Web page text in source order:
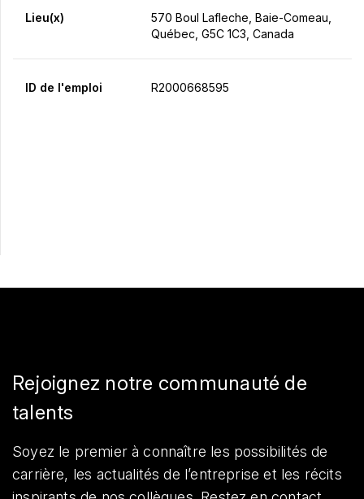
Lieu(x)
570 Boul Lafleche, Baie-Comeau,
Québec, G5C 1C3, Canada
ID de l'emploi R2000668595
Rejoignez notre communauté de
talents
Soyez le premier à connaître les possibilités de
carrière, les actualités de l’entreprise et les récits